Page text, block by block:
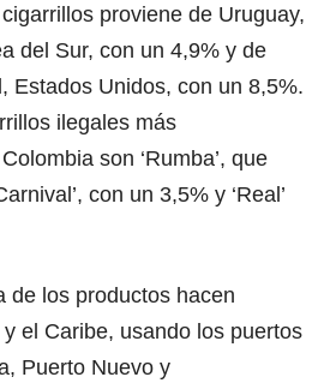
proviene de Uruguay,
del Sur, con un 4,9% y de
Estados Unidos, con un 8,5%.
ilegales más
son ‘Rumba’, que
con un 3,5% y ‘Real’
de los productos hacen
el Caribe, usando los puertos
Puerto Nuevo y